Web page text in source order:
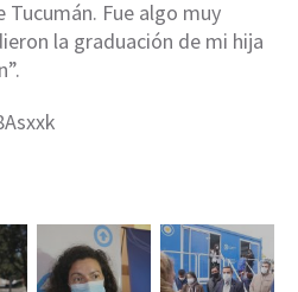
Tucumán. Fue algo muy
la graduación de mi hija